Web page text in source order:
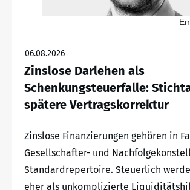
06.08.2026
Zinslose Darlehen als
Schenkungsteuerfalle:
spätere Vertragskorrektur
Zinslose Finanzierungen gehören in
Gesellschafter- und
Standardrepertoire. Steuerlich
eher als unkomplizierte